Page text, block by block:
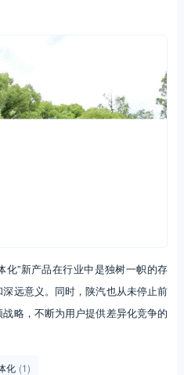
化”新产品在行业中是独树一帜的存
远意义。同时，陕汽也从未停止前
略，不断为用户提供差异化竞争的
化 (1)